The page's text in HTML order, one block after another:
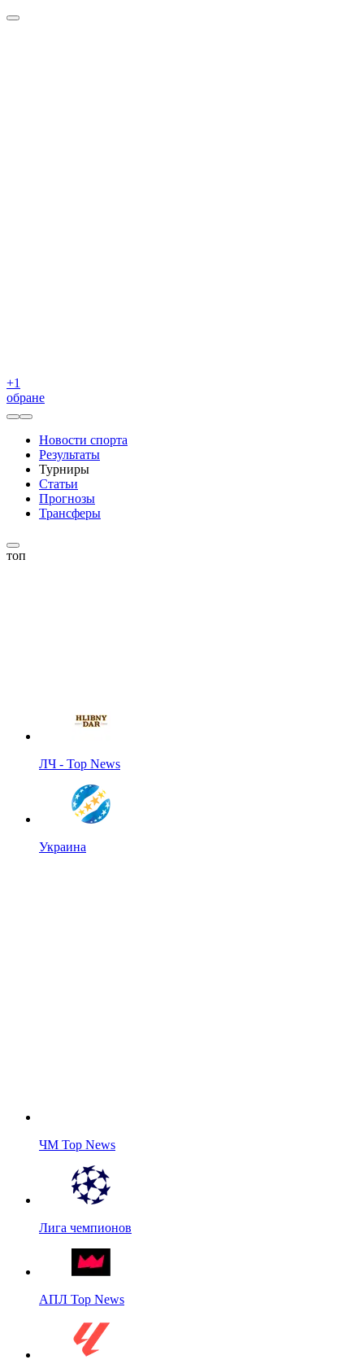
+1
обране
Новости спорта
Результаты
Турниры
Статьи
Прогнозы
Трансферы
топ
ЛЧ - Top News
Украина
ЧМ Top News
Лига чемпионов
АПЛ Top News